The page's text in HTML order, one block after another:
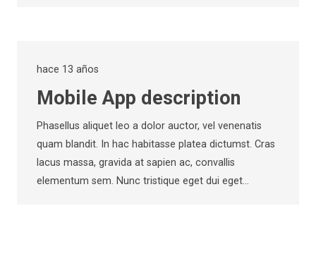
hace 13 años
Mobile App description
Phasellus aliquet leo a dolor auctor, vel venenatis
quam blandit. In hac habitasse platea dictumst. Cras
lacus massa, gravida at sapien ac, convallis
elementum sem. Nunc tristique eget dui eget…